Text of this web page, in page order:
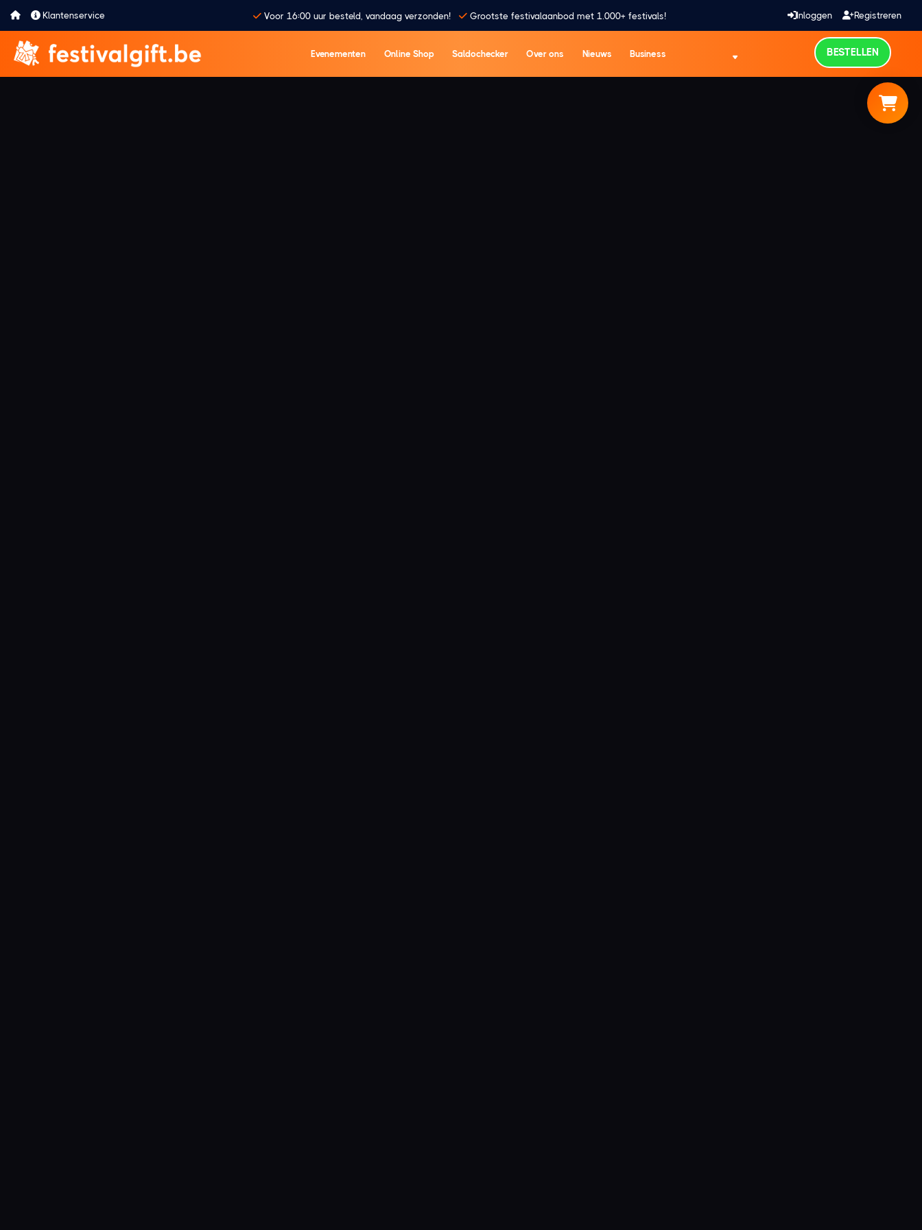
Klantenservice Voor 16:00 uur besteld, vandaag verzonden! Grootste festivalaanbod met 1.000+ festivals! Inloggen Registreren
Evenementen Online Shop Saldochecker Over ons Nieuws Business BESTELLEN